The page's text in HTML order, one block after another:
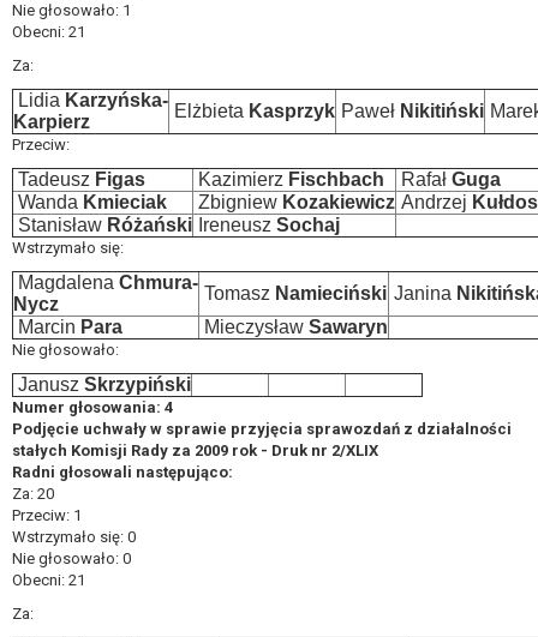
Nie głosowało: 1
Obecni: 21
Za:
Lidia Karzyńska-
Karpierz
Elżbieta Kasprzyk Paweł Nikitiński
Przeciw:
Tadeusz Figas Kazimierz Fischbach Rafał Guga
Wanda Kmieciak Zbigniew Kozakiewicz Andrzej
Stanisław Różański Ireneusz Sochaj
Wstrzymało się:
Magdalena Chmura-
Nycz
Tomasz Namieciński Janina
Marcin Para Mieczysław Sawaryn
Nie głosowało:
Janusz Skrzypiński
Numer głosowania: 4
Podjęcie uchwały w sprawie przyjęcia sprawozdań z działalności
stałych Komisji Rady za 2009 rok - Druk nr 2/XLIX
Radni głosowali następująco:
Za: 20
Przeciw: 1
Wstrzymało się: 0
Nie głosowało: 0
Obecni: 21
Za: